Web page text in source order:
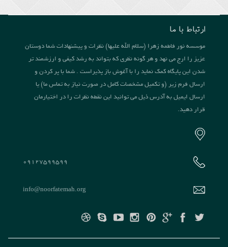
ارتباط با ما
موسسه نور فاطمه زهرا (سلام الله علیها) نظرات و پیشنهادات شما دوستان
عزیز را ارج می نهد و هر گونه نظری که بتواند به رشد کیفی و ارزشمند تر
شدن این پایگاه کمک نماید را با آغوش باز پذیراست . شما با پر کردن و
ارسال فرم زیر (و تکمیل مشخصات کامل در صورت نیاز به تماس ما) یا
ارسال ایمیل به آدرس ذیل می توانید این نقطه نظرات را در اختیارمان
قرار دهید.
09127599599
info@noorfatemah.org